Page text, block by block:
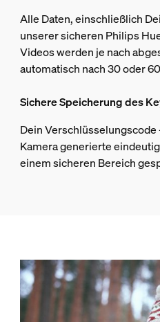
Alle Daten, einschließlich
unserer sicheren Philips
Videos werden je nach
automatisch nach 30 oder
Sichere Speicherung des
Dein
Kamera generierte
einem sicheren Bereich